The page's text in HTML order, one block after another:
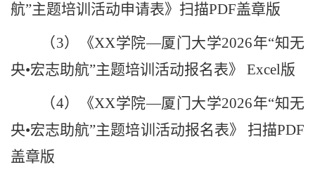
航”主题培训活动申请表》扫描PDF盖章版
（3）《XX学院—厦门大学2026年“知无
央•宏志助航”主题培训活动报名表》 Excel版
（4）《XX学院—厦门大学2026年“知无
央•宏志助航”主题培训活动报名表》 扫描PDF
盖章版